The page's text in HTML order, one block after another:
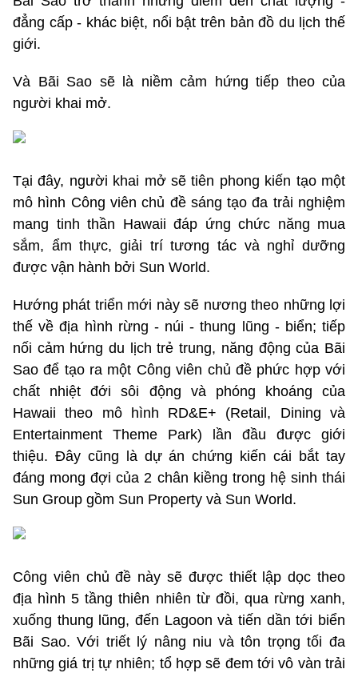
đẳng cấp - khác biệt, nổi bật trên bản đồ du lịch thế
giới.
Và Bãi Sao sẽ là niềm cảm hứng tiếp theo của
người khai mở.
Tại đây, người khai mở sẽ tiên phong kiến tạo một
mô hình Công viên chủ đề sáng tạo đa trải nghiệm
mang tinh thần Hawaii đáp ứng chức năng mua
sắm, ẩm thực, giải trí tương tác và nghỉ dưỡng
được vận hành bởi Sun World.
Hướng phát triển mới này sẽ nương theo những lợi
thế về địa hình rừng - núi - thung lũng - biển; tiếp
nối cảm hứng du lịch trẻ trung, năng động của Bãi
Sao để tạo ra một Công viên chủ đề phức hợp với
chất nhiệt đới sôi động và phóng khoáng của
Hawaii theo mô hình RD&E+ (Retail, Dining và
Entertainment Theme Park) lần đầu được giới
thiệu. Đây cũng là dự án chứng kiến cái bắt tay
đáng mong đợi của 2 chân kiềng trong hệ sinh thái
Sun Group gồm Sun Property và Sun World.
Công viên chủ đề này sẽ được thiết lập dọc theo
địa hình 5 tầng thiên nhiên từ đồi, qua rừng xanh,
xuống thung lũng, đến Lagoon và tiến dần tới biển
Bãi Sao. Với triết lý nâng niu và tôn trọng tối đa
những giá trị tự nhiên; tổ hợp sẽ đem tới vô vàn trải